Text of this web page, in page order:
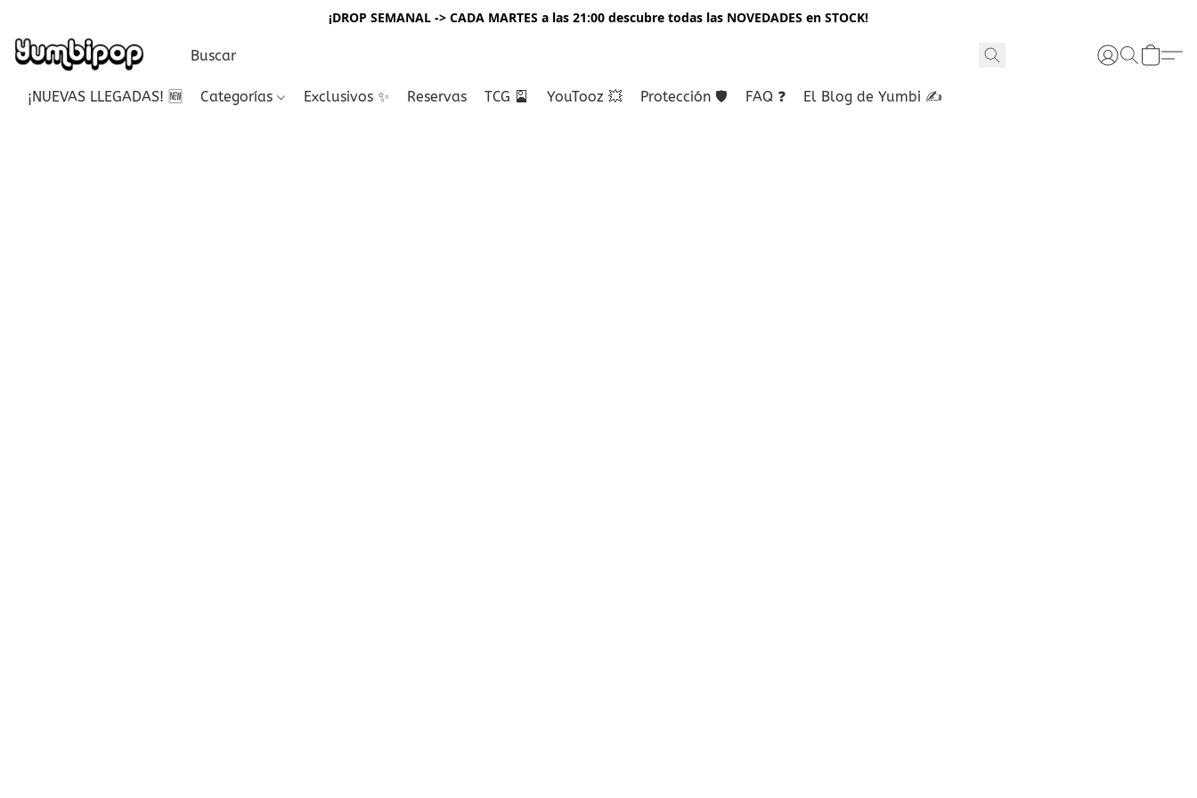
¡DROP SEMANAL -> CADA MARTES a las 21:00 descubre todas las NOVEDADES en STOCK!
¡NUEVAS LLEGADAS! 🆕 Categorías Exclusivos ✨ Reservas TCG 🎴 YouTooz 💥 Protección 🛡️ FAQ ❓ El Blog de Yumbi ✍️